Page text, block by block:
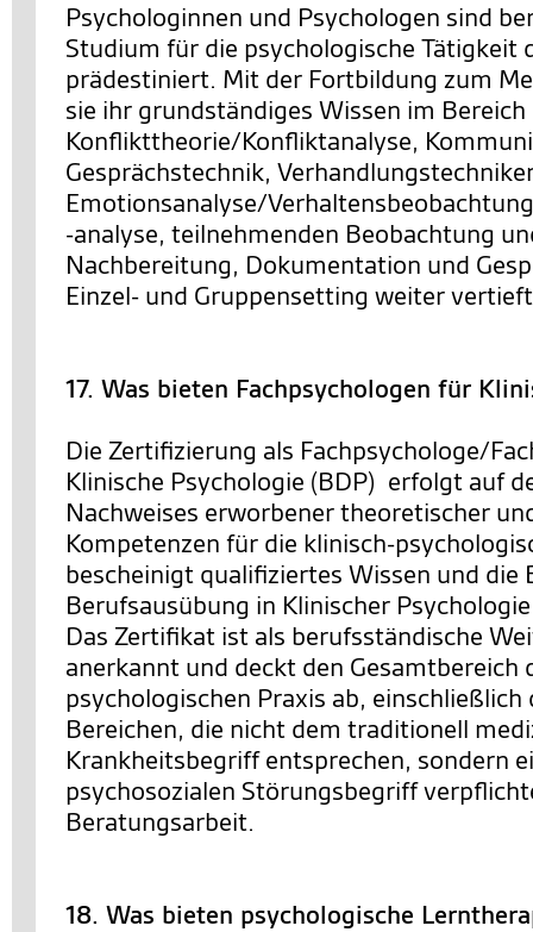
Psychologinnen und Psychologen sind
Studium für die psychologische Tätigkeit
prädestiniert. Mit der Fortbildung zum
sie ihr grundständiges Wissen im Bereich
Konflikttheorie/Konfliktanalyse,
Gesprächstechnik,
Emotionsanalyse/
-analyse, teilnehmenden Beobachtung
Nachbereitung, Dokumentation und
Einzel- und Gruppensetting weiter
17. Was bieten Fachpsychologen für
Die Zertifizierung als Fachpsychologe/
Klinische Psychologie (BDP) erfolgt auf
Nachweises erworbener theoretischer
Kompetenzen für die klinisch-
bescheinigt qualifiziertes Wissen und die
Berufsausübung in Klinischer
Das Zertifikat ist als berufsständische
anerkannt und deckt den Gesamtbereich
psychologischen Praxis ab,
Bereichen, die nicht dem traditionell
Krankheitsbegriff entsprechen, sondern
psychosozialen Störungsbegriff
Beratungsarbeit.
18. Was bieten psychologische